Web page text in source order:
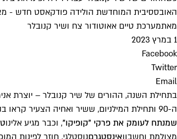
האובססיבית המוחדשת הולידה פודקאסט חדש -
מאתמערכת טיים אאוטודור צח ושיר קנובלר
1 במרץ 2023
Facebook
Twitter
Email
ה-90 ותחילת המילניום, ששיר ואחיה הצעיר קראו בנעוריהם, בתקופה שבה קוצים מחומצנים ומכנסי אקסבוי נחשבו לוק לגיטימי, ורק גילינו את האינטרנט.
שמנתח לעומק את פרקי "קופיקו", וכבר מגיע אלינו